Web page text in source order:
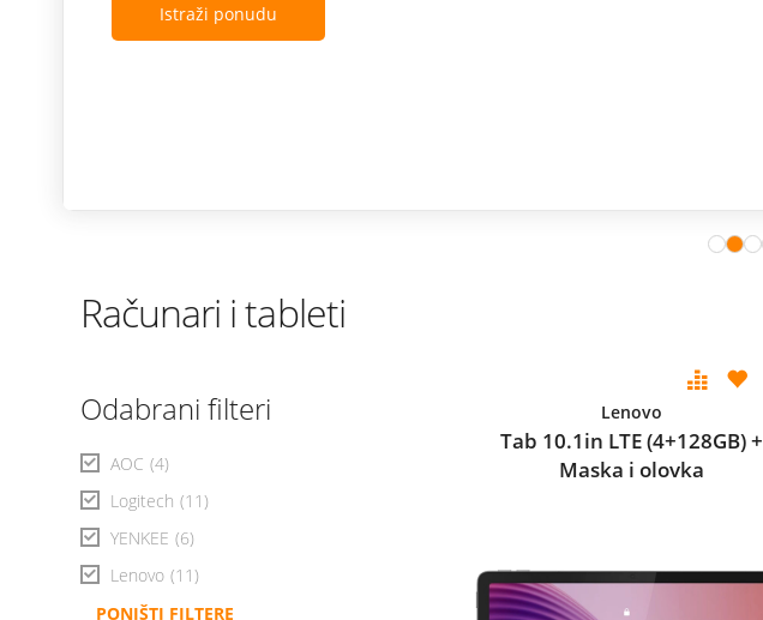
Istraži ponudu
Računari i tableti
Odabrani filteri
AOC (4)
Logitech (11)
YENKEE (6)
Lenovo (11)
PONIŠTI FILTERE
Lenovo
Tab 10.1in LTE (4+128GB) +
Maska i olovka